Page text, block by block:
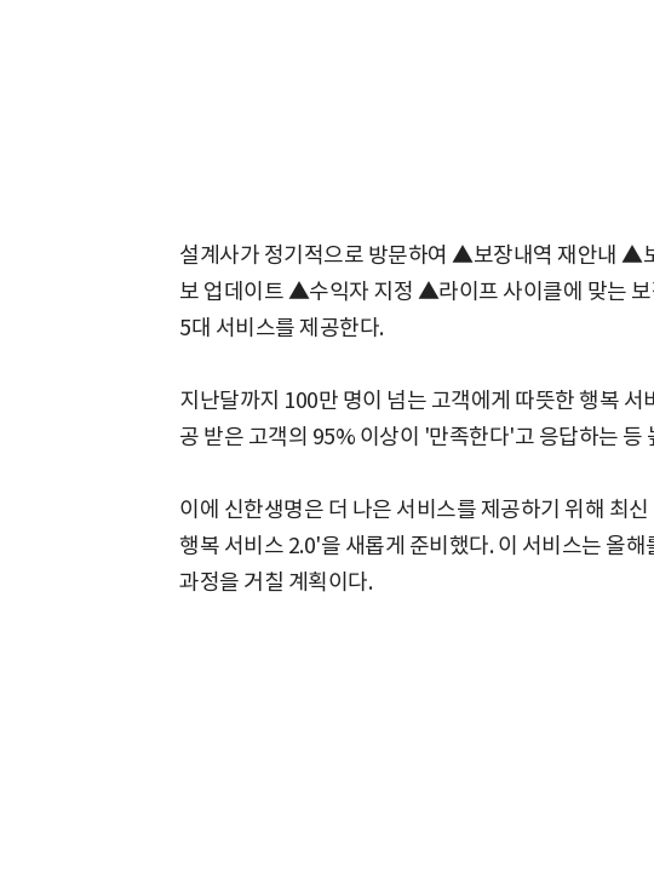
설계사가 정기적으로 방문하여 ▲보장내역 재안내 ▲
보 업데이트 ▲수익자 지정 ▲라이프 사이클에 맞는
5대 서비스를 제공한다.
지난달까지 100만 명이 넘는 고객에게 따뜻한 행복 서
공 받은 고객의 95% 이상이 '만족한다'고 응답하는 등
이에 신한생명은 더 나은 서비스를 제공하기 위해 최
행복 서비스 2.0'을 새롭게 준비했다. 이 서비스는 올
과정을 거칠 계획이다.